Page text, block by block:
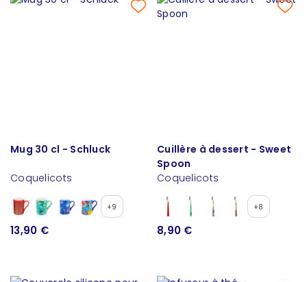
Mug 30 cl - Schluck
Coquelicots
+9
13,90 €
Cuillère à dessert - Sweet
Spoon
Coquelicots
+8
8,90 €